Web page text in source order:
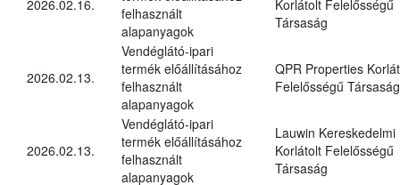
2026.02.16.
felhasznált
alapanyagok
Korlátolt Felelősségű
Társaság
2026.02.13.
Vendéglátó-ipari
termék előállításához
felhasznált
alapanyagok
QPR Properties
Felelősségű Társaság
2026.02.13.
Vendéglátó-ipari
termék előállításához
felhasznált
alapanyagok
Lauwin Kereskedelmi
Korlátolt Felelősségű
Társaság